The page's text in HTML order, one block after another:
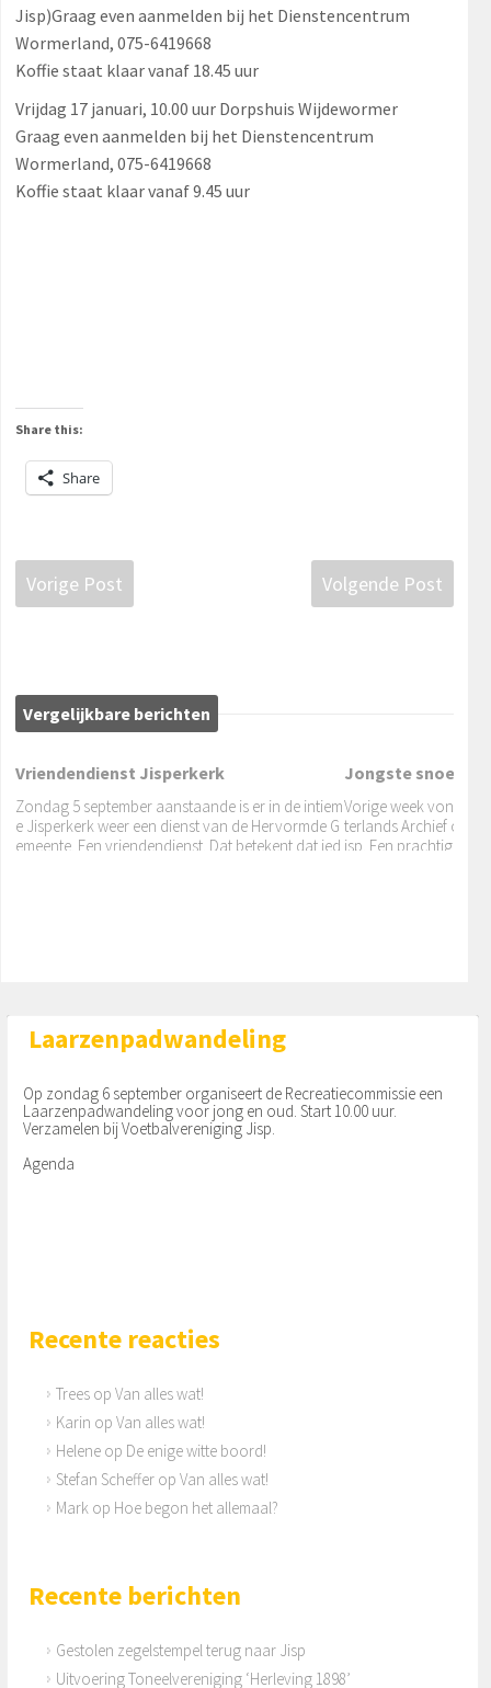
Jisp)Graag even aanmelden bij het Dienstencentrum
Wormerland, 075-6419668
Koffie staat klaar vanaf 18.45 uur
Vrijdag 17 januari, 10.00 uur Dorpshuis Wijdewormer
Graag even aanmelden bij het Dienstencentrum
Wormerland, 075-6419668
Koffie staat klaar vanaf 9.45 uur
Share this:
Share
Vorige Post Volgende Post
Vergelijkbare berichten
Vriendendienst Jisperkerk
Zondag 5 september aanstaande is er in de intiem
e Jisperkerk weer een dienst van de Hervormde G
emeente. Een vriendendienst. Dat betekent dat ied
Jongste snoeker!
Vorige week vond
terlands Archief over
isp. Een prachtige
Laarzenpadwandeling
Op zondag 6 september organiseert de Recreatiecommissie een
Laarzenpadwandeling voor jong en oud. Start 10.00 uur.
Verzamelen bij Voetbalvereniging Jisp.
Agenda
Recente reacties
Trees opVan alles wat!
Karin opVan alles wat!
Helene op De enige witte boord!
Stefan Scheffer opVan alles wat!
Mark op Hoe begon het allemaal?
Recente berichten
Gestolen zegelstempel terug naar Jisp
Uitvoering Toneelvereniging ‘Herleving 1898’